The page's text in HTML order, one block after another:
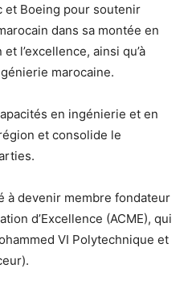
et Boeing pour soutenir
dans sa montée en
l’excellence, ainsi qu’à
marocaine.
en ingénierie et en
et consolide le
à devenir membre fondateur
d’Excellence (ACME), qui
VI Polytechnique et